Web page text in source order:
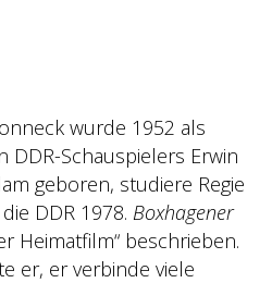
wurde 1952 als
DDR-Schauspielers Erwin
geboren, studiere Regie
DDR 1978. Boxhagener
Heimatfilm“ beschrieben.
er, er verbinde viele